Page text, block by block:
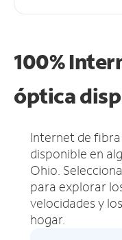
100%
óptica
Internet de
disponible en
Ohio.
para explorar
velocidades y
hogar.